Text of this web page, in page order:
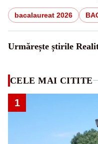
bacalaureat 2026
Urmărește știrile
CELE MAI CITITE
1